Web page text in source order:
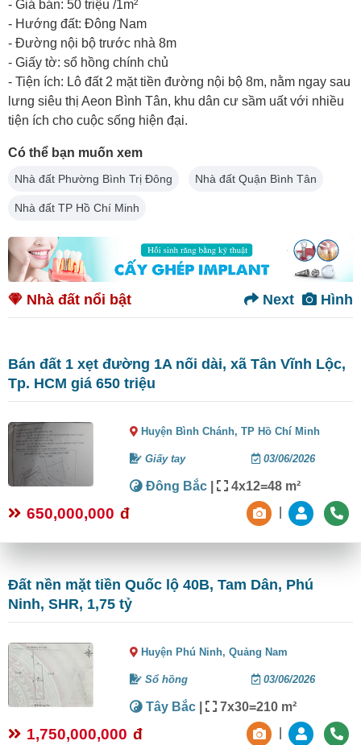
- Giá bán: 50 triệu /1m²
- Hướng đất: Đông Nam
- Đường nội bộ trước nhà 8m
- Giấy tờ: sổ hồng chính chủ
- Tiện ích: Lô đất 2 mặt tiền đường nội bộ 8m, nằm ngay sau
lưng siêu thị Aeon Bình Tân, khu dân cư sầm uất với nhiều
tiện ích cho cuộc sống hiện đại.
Có thể bạn muốn xem
Nhà đất Phường Bình Trị Đông Nhà đất Quận Bình Tân
Nhà đất TP Hồ Chí Minh
Nhà đất nổi bật Hình
Next
Bán đất 1 xẹt đường 1A nối dài, xã Tân Vĩnh Lộc,
Tp. HCM giá 650 triệu
Huyện Bình Chánh,TP Hồ Chí Minh
Giấy tay 03/06/2026
Đông Bắc | 4x12=48 m²
650,000,000 đ
Đất nền mặt tiền Quốc lộ 40B, Tam Dân, Phú
Ninh, SHR, 1,75 tỷ
Huyện Phú Ninh,Quảng Nam
Sổ hồng 03/06/2026
Tây Bắc | 7x30=210 m²
1,750,000,000 đ